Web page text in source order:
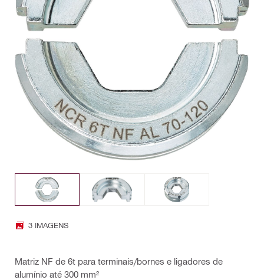
3 IMAGENS
Matriz NF de 6t para terminais/bornes e ligadores de
alumínio até 300 mm²